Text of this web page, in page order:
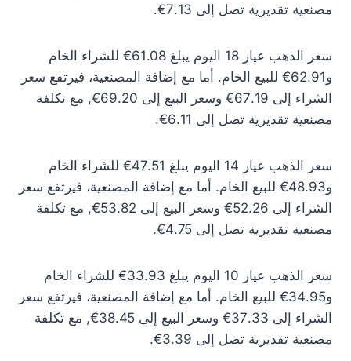
مصنعية تقديرية تصل إلى 7.13€.
سعر الذهب عيار 18 اليوم يبلغ 61.08€ للشراء الخام
و62.91€ للبيع الخام. أما مع إضافة المصنعية، فيرتفع سعر
الشراء إلى 67.19€ وسعر البيع إلى 69.20€, مع تكلفة
مصنعية تقديرية تصل إلى 6.11€.
سعر الذهب عيار 14 اليوم يبلغ 47.51€ للشراء الخام
و48.93€ للبيع الخام. أما مع إضافة المصنعية، فيرتفع سعر
الشراء إلى 52.26€ وسعر البيع إلى 53.82€, مع تكلفة
مصنعية تقديرية تصل إلى 4.75€.
سعر الذهب عيار 10 اليوم يبلغ 33.93€ للشراء الخام
و34.95€ للبيع الخام. أما مع إضافة المصنعية، فيرتفع سعر
الشراء إلى 37.33€ وسعر البيع إلى 38.45€, مع تكلفة
مصنعية تقديرية تصل إلى 3.39€.